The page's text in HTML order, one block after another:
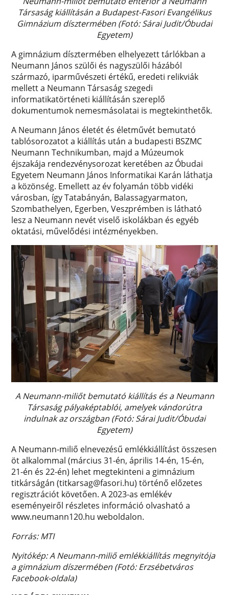
Társaság kiállításán a Budapest-Fasori Evangélikus
Gimnázium dísztermében (Fotó: Sárai Judit/Óbudai
Egyetem)
A gimnázium dísztermében elhelyezett tárlókban a
Neumann János szülői és nagyszülői házából
származó, iparművészeti értékű, eredeti relikviák
mellett a Neumann Társaság szegedi
informatikatörténeti kiállításán szereplő
dokumentumok nemesmásolatai is megtekinthetők.
A Neumann János életét és életművét bemutató
tablósorozatot a kiállítás után a budapesti BSZMC
Neumann Technikumban, majd a Múzeumok
éjszakája rendezvénysorozat keretében az Óbudai
Egyetem Neumann János Informatikai Karán láthatja
a közönség. Emellett az év folyamán több vidéki
városban, így Tatabányán, Balassagyarmaton,
Szombathelyen, Egerben, Veszprémben is látható
lesz a Neumann nevét viselő iskolákban és egyéb
oktatási, művelődési intézményekben.
A Neumann-miliőt bemutató kiállítás és a Neumann
Társaság pályaképtablói, amelyek vándorútra
indulnak az országban (Fotó: Sárai Judit/Óbudai
Egyetem)
A Neumann-miliő elnevezésű emlékkiállítást összesen
öt alkalommal (március 31-én, április 14-én, 15-én,
21-én és 22-én) lehet megtekinteni a gimnázium
titkárságán (titkarsag@fasori.hu) történő előzetes
regisztrációt követően. A 2023-as emlékév
eseményeiről részletes információ olvasható a
www.neumann120.hu weboldalon.
Forrás: MTI
Nyitókép: A Neumann-miliő emlékkiállítás megnyitója
a gimnázium díszermében (Fotó: Erzsébetváros
Facebook-oldala)